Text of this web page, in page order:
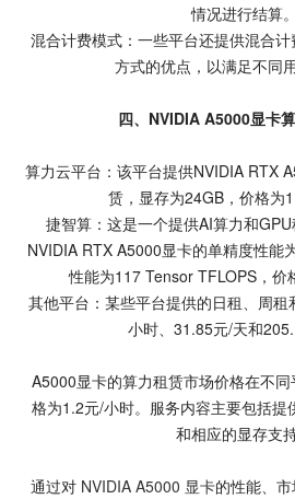
情况进行结算。
混合计费模式：一些平台还提供混合
方式的优点，以满足不同
四、NVIDIA A5000显卡
算力云平台：该平台提供NVIDIA RTX
赁，显存为24GB，价格为
捷智算：这是一个提供AI算力和
NVIDIA RTX A5000显卡的单精度性能
性能为117 Tensor TFLOPS，价
其他平台：某些平台提供的日租、周
小时、31.85元/天和
A5000显卡的算力租赁市场价格在不
格为1.2元/小时。服务内容主要包括提
和相应的显存支持
通过对 NVIDIA A5000 显卡的性能、